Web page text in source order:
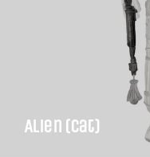
Alien (Cat)